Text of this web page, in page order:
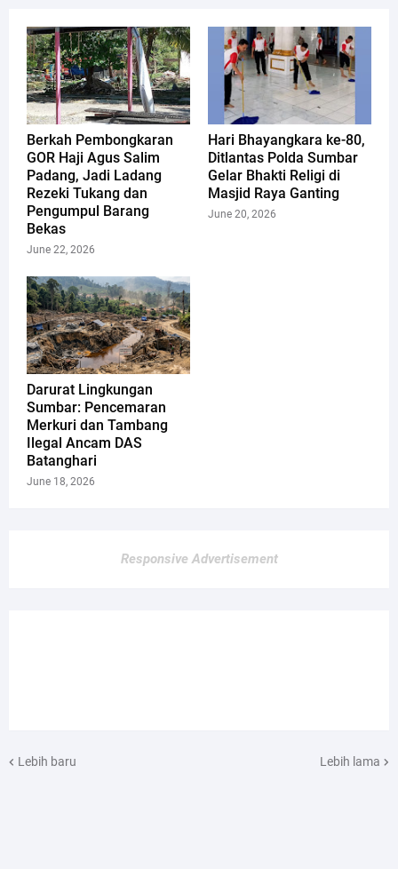
Berkah Pembongkaran
GOR Haji Agus Salim
Padang, Jadi Ladang
Rezeki Tukang dan
Pengumpul Barang
Bekas
June 22, 2026
Hari Bhayangkara ke-80,
Ditlantas Polda Sumbar
Gelar Bhakti Religi di
Masjid Raya Ganting
June 20, 2026
Darurat Lingkungan
Sumbar: Pencemaran
Merkuri dan Tambang
Ilegal Ancam DAS
Batanghari
June 18, 2026
Responsive Advertisement
Lebih baru Lebih lama